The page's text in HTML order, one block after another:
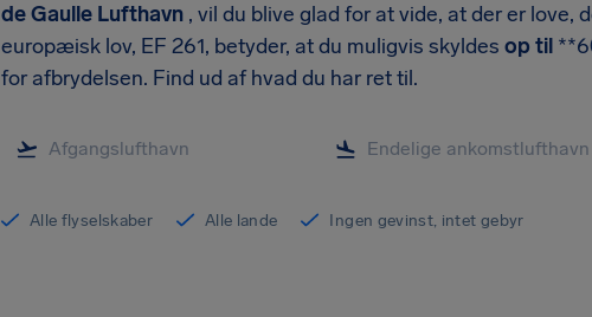
de Gaulle Lufthavn , vil du blive glad for at vide, at der er love,
europæisk lov, EF 261, betyder, at du muligvis skyldes op til
for afbrydelsen. Find ud af hvad du har ret til.
Alle flyselskaber Alle lande Ingen gevinst, intet gebyr